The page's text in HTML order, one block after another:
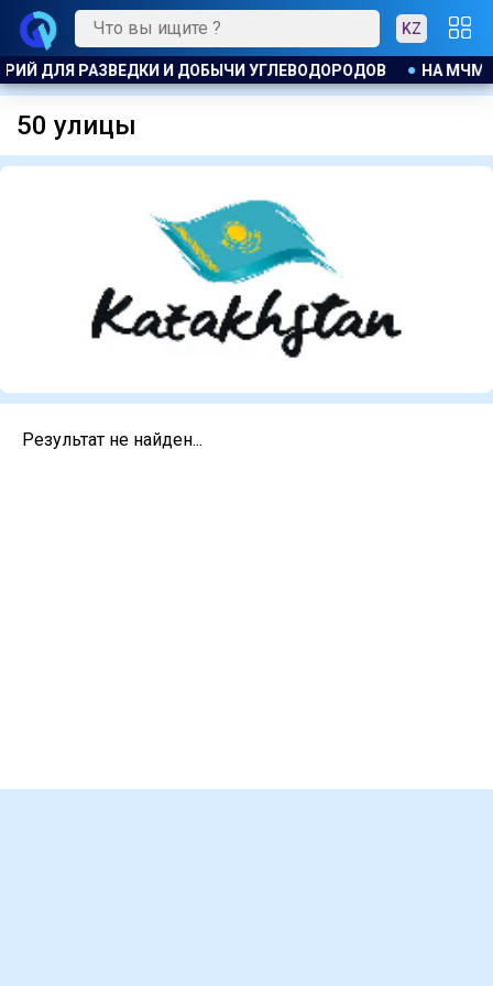
KZ
ДЛЯ РАЗВЕДКИ И ДОБЫЧИ УГЛЕВОДОРОДОВ НА МЧМ
50 улицы
Результат не найден...